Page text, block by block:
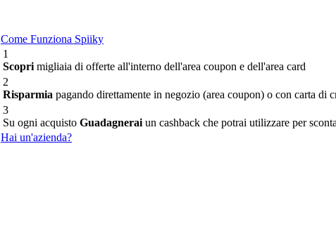
Come Funziona Spiiky
1
Scopri migliaia di offerte all'interno dell'area coupon e dell'area card
2
Risparmia pagando direttamente in negozio (area coupon) o con carta di
3
Su ogni acquisto Guadagnerai un cashback che potrai utilizzare per
Hai un'azienda?